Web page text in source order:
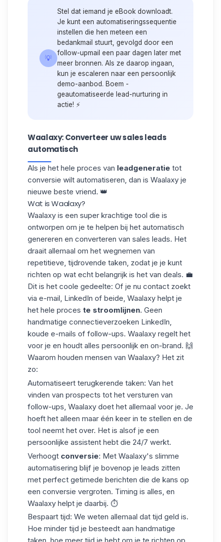
💡
Stel dat iemand je eBook downloadt.
Je kunt een automatiseringssequentie
instellen die hen meteen een
bedankmail stuurt, gevolgd door een
follow-upmail een paar dagen later met
meer bronnen. Als ze daarop ingaan,
kun je escaleren naar een persoonlijk
demo-aanbod. Boem -
geautomatiseerde lead-nurturing in
actie! ⚡
Waalaxy: Converteer uw sales leads
automatisch
Als je het hele proces van leadgeneratie tot
conversie wilt automatiseren, dan is Waalaxy je
nieuwe beste vriend. 👑
Wat is Waalaxy?
Waalaxy is een super krachtige tool die is
ontworpen om je te helpen bij het automatisch
genereren en converteren van sales leads. Het
draait allemaal om het wegnemen van
repetitieve, tijdrovende taken, zodat je je kunt
richten op wat echt belangrijk is het van deals. 💼
Dit is het coole gedeelte: Of je nu contact zoekt
via e-mail, LinkedIn of beide, Waalaxy helpt je
het hele proces te stroomlijnen. Geen
handmatige connectieverzoeken LinkedIn,
koude e-mails of follow-ups. Waalaxy regelt het
voor je en houdt alles persoonlijk en on-brand. 🙌
Waarom houden mensen van Waalaxy? Het zit
zo:
Automatiseert terugkerende taken: Van het
vinden van prospects tot het versturen van
follow-ups, Waalaxy doet het allemaal voor je. Je
hoeft het alleen maar één keer in te stellen en de
tool neemt het over. Het is alsof je een
persoonlijke assistent hebt die 24/7 werkt.
Verhoogt conversie: Met Waalaxy's slimme
automatisering blijf je bovenop je leads zitten
met perfect getimede berichten die de kans op
een conversie vergroten. Timing is alles, en
Waalaxy helpt je daarbij. ⏱️
Bespaart tijd: We weten allemaal dat tijd geld is.
Hoe minder tijd je besteedt aan handmatige